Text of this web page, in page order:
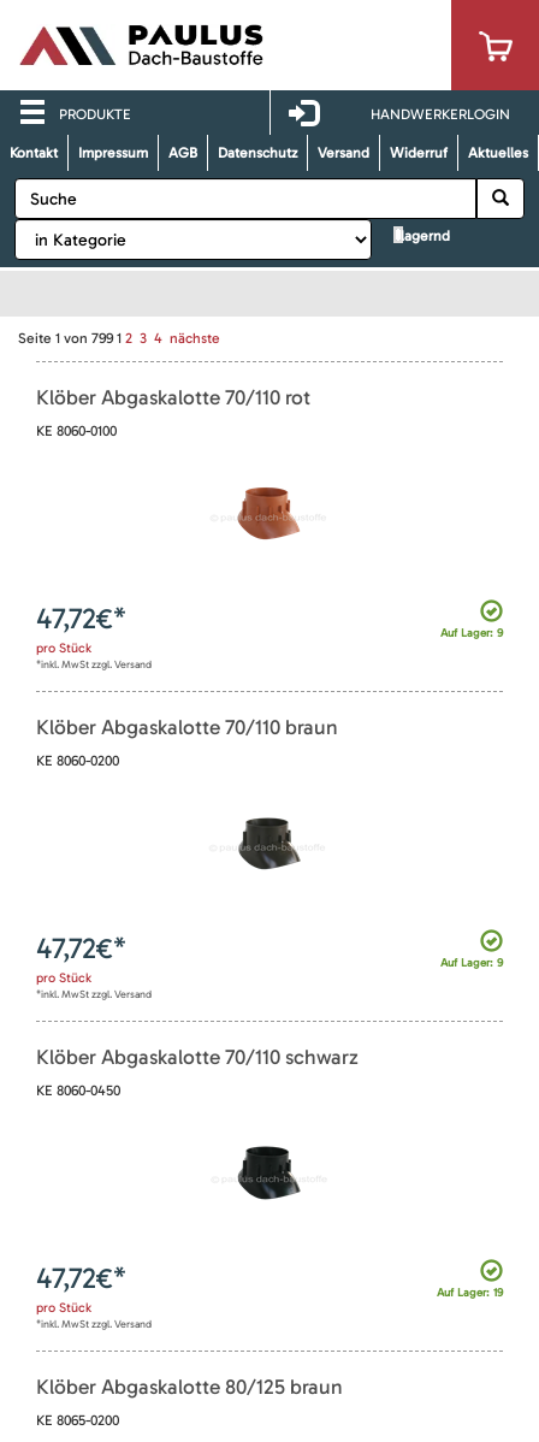
PRODUKTE HANDWERKERLOGIN
Kontakt Impressum AGB Datenschutz Versand Widerruf Aktuelles
lagernd
Seite 1 von 799 1 2 3 4 nächste
Klöber Abgaskalotte 70/110 rot
KE 8060-0100
Auf Lager: 9
47,72€*
pro Stück
*inkl. MwSt zzgl. Versand
Klöber Abgaskalotte 70/110 braun
KE 8060-0200
Auf Lager: 9
47,72€*
pro Stück
*inkl. MwSt zzgl. Versand
Klöber Abgaskalotte 70/110 schwarz
KE 8060-0450
Auf Lager: 19
47,72€*
pro Stück
*inkl. MwSt zzgl. Versand
Klöber Abgaskalotte 80/125 braun
KE 8065-0200